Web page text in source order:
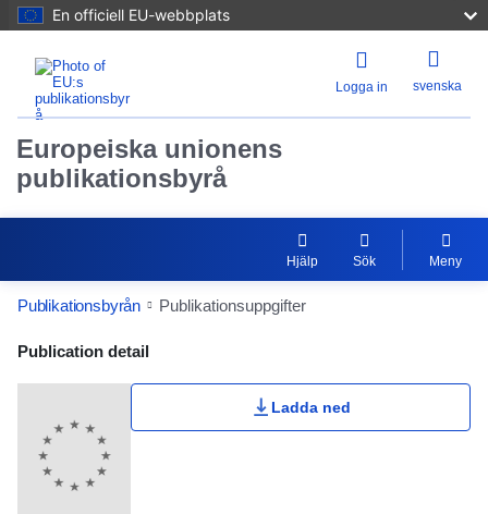
En officiell EU-webbplats
Logga in svenska
Europeiska unionens
publikationsbyrå
Hjälp Sök Meny
Publikationsbyrån Publikationsuppgifter
Publication Detail Actions Portlet
Publication detail
Ladda ned